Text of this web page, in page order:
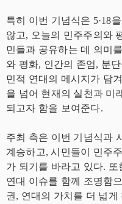
특히 이번 기념식은 5·18
않고, 오늘의 민주주의와
민들과 공유하는 데 의미
와 평화, 인간의 존엄, 분
민적 연대의 메시지가 담
을 넘어 현재의 실천과 미
되고자 함을 보여준다.
주최 측은 이번 기념식과
계승하고, 시민들이 민주
가 되기를 바라고 있다.
연대 이슈를 함께 조명함
권, 연대의 가치를 더 넓게